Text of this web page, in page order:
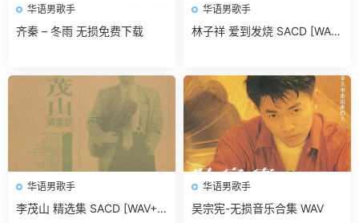
华语男歌手
齐秦 – 冬雨 无损免费下载
华语男歌手
林子祥 爱到发烧 SACD [WAV
华语男歌手
李茂山 精选集 SACD [WAV+C
华语男歌手
吴宗宪-无损音乐合集 WAV